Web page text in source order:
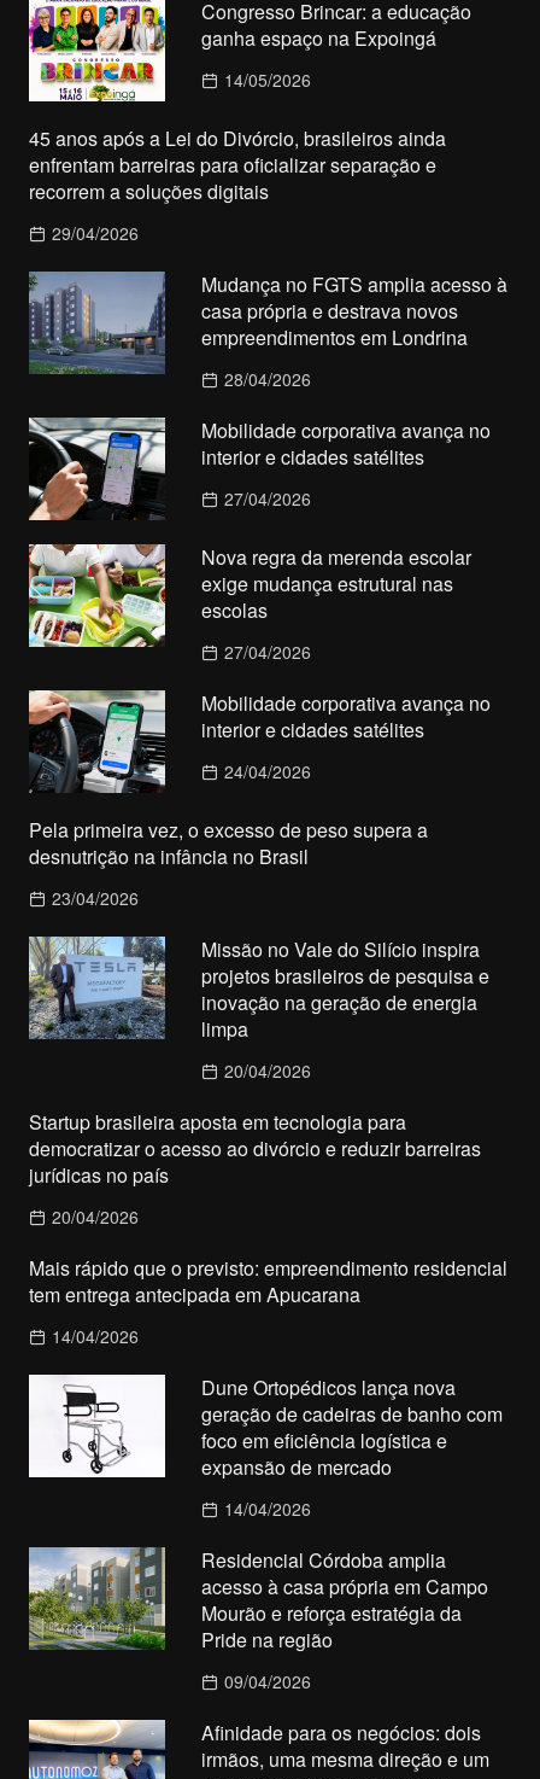
Congresso Brincar: a educação
ganha espaço na Expoingá
14/05/2026
45 anos após a Lei do Divórcio, brasileiros ainda
enfrentam barreiras para oficializar separação e
recorrem a soluções digitais
29/04/2026
Mudança no FGTS amplia acesso à
casa própria e destrava novos
empreendimentos em Londrina
28/04/2026
Mobilidade corporativa avança no
interior e cidades satélites
27/04/2026
Nova regra da merenda escolar
exige mudança estrutural nas
escolas
27/04/2026
Mobilidade corporativa avança no
interior e cidades satélites
24/04/2026
Pela primeira vez, o excesso de peso supera a
desnutrição na infância no Brasil
23/04/2026
Missão no Vale do Silício inspira
projetos brasileiros de pesquisa e
inovação na geração de energia
limpa
20/04/2026
Startup brasileira aposta em tecnologia para
democratizar o acesso ao divórcio e reduzir barreiras
jurídicas no país
20/04/2026
Mais rápido que o previsto: empreendimento residencial
tem entrega antecipada em Apucarana
14/04/2026
Dune Ortopédicos lança nova
geração de cadeiras de banho com
foco em eficiência logística e
expansão de mercado
14/04/2026
Residencial Córdoba amplia
acesso à casa própria em Campo
Mourão e reforça estratégia da
Pride na região
09/04/2026
Afinidade para os negócios: dois
irmãos, uma mesma direção e um